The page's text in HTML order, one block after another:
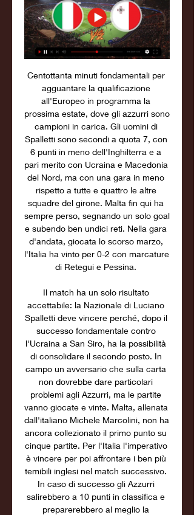
Centottanta minuti fondamentali per
agguantare la qualificazione
all'Europeo in programma la
prossima estate, dove gli azzurri sono
campioni in carica. Gli uomini di
Spalletti sono secondi a quota 7, con
6 punti in meno dell'Inghilterra e a
pari merito con Ucraina e Macedonia
del Nord, ma con una gara in meno
rispetto a tutte e quattro le altre
squadre del girone. Malta fin qui ha
sempre perso, segnando un solo goal
e subendo ben undici reti. Nella gara
d'andata, giocata lo scorso marzo,
l'Italia ha vinto per 0-2 con marcature
di Retegui e Pessina.
Il match ha un solo risultato
accettabile: la Nazionale di Luciano
Spalletti deve vincere perché, dopo il
successo fondamentale contro
l'Ucraina a San Siro, ha la possibilità
di consolidare il secondo posto. In
campo un avversario che sulla carta
non dovrebbe dare particolari
problemi agli Azzurri, ma le partite
vanno giocate e vinte. Malta, allenata
dall'italiano Michele Marcolini, non ha
ancora collezionato il primo punto su
cinque partite. Per l'Italia l'imperativo
è vincere per poi affrontare i ben più
temibili inglesi nel match successivo.
In caso di successo gli Azzurri
salirebbero a 10 punti in classifica e
preparerebbero al meglio la